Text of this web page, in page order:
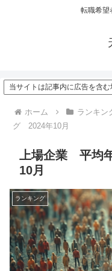
転職希望
当サイトは記事内に広告を含む
ホーム ランキン
グ 2024年10月
上場企業 平均
10月
ランキング